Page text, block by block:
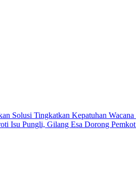
Solusi Tingkatkan Kepatuhan
Isu Pungli, Gilang Esa Dorong